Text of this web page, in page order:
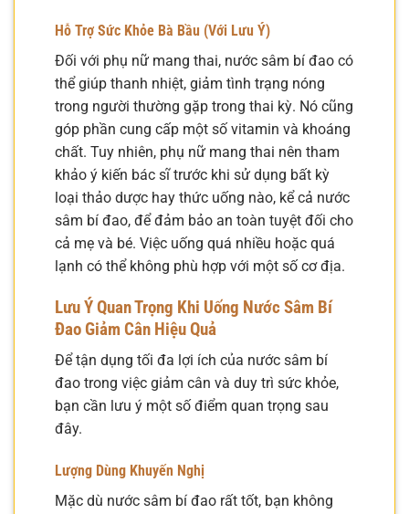
Hỗ Trợ Sức Khỏe Bà Bầu (Với Lưu Ý)
Đối với phụ nữ mang thai, nước sâm bí đao có
thể giúp thanh nhiệt, giảm tình trạng nóng
trong người thường gặp trong thai kỳ. Nó cũng
góp phần cung cấp một số vitamin và khoáng
chất. Tuy nhiên, phụ nữ mang thai nên tham
khảo ý kiến bác sĩ trước khi sử dụng bất kỳ
loại thảo dược hay thức uống nào, kể cả nước
sâm bí đao, để đảm bảo an toàn tuyệt đối cho
cả mẹ và bé. Việc uống quá nhiều hoặc quá
lạnh có thể không phù hợp với một số cơ địa.
Lưu Ý Quan Trọng Khi Uống Nước Sâm Bí
Đao Giảm Cân Hiệu Quả
Để tận dụng tối đa lợi ích của nước sâm bí
đao trong việc giảm cân và duy trì sức khỏe,
bạn cần lưu ý một số điểm quan trọng sau
đây.
Lượng Dùng Khuyến Nghị
Mặc dù nước sâm bí đao rất tốt, bạn không